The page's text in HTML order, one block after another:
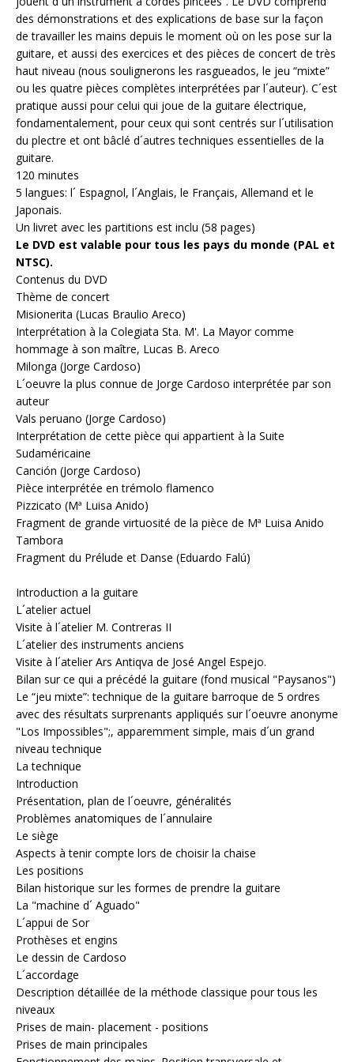
des démonstrations et des explications de base sur la façon
de travailler les mains depuis le moment où on les pose sur la
guitare, et aussi des exercices et des pièces de concert de très
haut niveau (nous soulignerons les rasgueados, le jeu “mixte”
ou les quatre pièces complètes interprétées par l´auteur). C´est
pratique aussi pour celui qui joue de la guitare électrique,
fondamentalement, pour ceux qui sont centrés sur l´utilisation
du plectre et ont bâclé d´autres techniques essentielles de la
guitare.
120 minutes
5 langues: l´ Espagnol, l´Anglais, le Français, Allemand et le
Japonais.
Un livret avec les partitions est inclu (58 pages)
Le DVD est valable pour tous les pays du monde (PAL et
NTSC).
Contenus du DVD
Thème de concert
Misionerita (Lucas Braulio Areco)
Interprétation à la Colegiata Sta. M'. La Mayor comme
hommage à son maître, Lucas B. Areco
Milonga (Jorge Cardoso)
L´oeuvre la plus connue de Jorge Cardoso interprétée par son
auteur
Vals peruano (Jorge Cardoso)
Interprétation de cette pièce qui appartient à la Suite
Sudaméricaine
Canción (Jorge Cardoso)
Pièce interprétée en trémolo flamenco
Pizzicato (Mª Luisa Anido)
Fragment de grande virtuosité de la pièce de Mª Luisa Anido
Tambora
Fragment du Prélude et Danse (Eduardo Falú)
Introduction a la guitare
L´atelier actuel
Visite à l´atelier M. Contreras II
L´atelier des instruments anciens
Visite à l´atelier Ars Antiqva de José Angel Espejo.
Bilan sur ce qui a précédé la guitare (fond musical "Paysanos")
Le “jeu mixte”: technique de la guitare barroque de 5 ordres
avec des résultats surprenants appliqués sur l´oeuvre anonyme
"Los Impossibles";, apparemment simple, mais d´un grand
niveau technique
La technique
Introduction
Présentation, plan de l´oeuvre, généralités
Problèmes anatomiques de l´annulaire
Le siège
Aspects à tenir compte lors de choisir la chaise
Les positions
Bilan historique sur les formes de prendre la guitare
La "machine d´ Aguado"
L´appui de Sor
Prothèses et engins
Le dessin de Cardoso
L´accordage
Description détaillée de la méthode classique pour tous les
niveaux
Prises de main- placement - positions
Prises de main principales